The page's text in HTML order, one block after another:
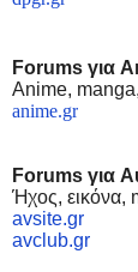
Forums για
Anime,
anime.gr
Forums για
Ήχος, εικόνα,
avsite.gr
avclub.gr